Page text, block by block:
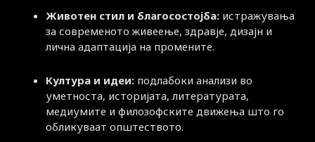
Животен стил и благосостојба: истражувања
за современото живеење, здравје, дизајн и
лична адаптација на промените.
Култура и идеи: подлабоки анализи во
уметноста, историјата, литературата,
медиумите и филозофските движења што го
обликуваат општеството.